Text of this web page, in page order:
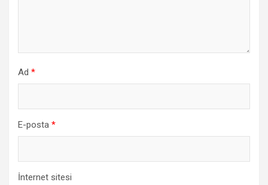
Ad *
E-posta *
İnternet sitesi